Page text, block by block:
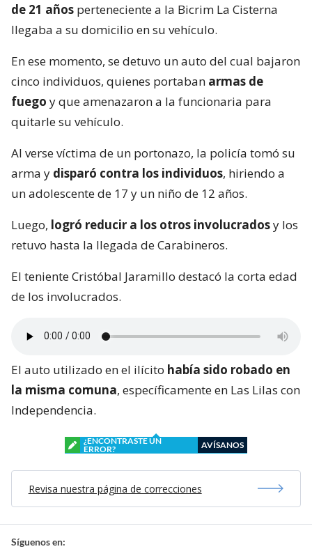
de 21 años perteneciente a la Bicrim La Cisterna
llegaba a su domicilio en su vehículo.
En ese momento, se detuvo un auto del cual bajaron
cinco individuos, quienes portaban armas de
fuego y que amenazaron a la funcionaria para
quitarle su vehículo.
Al verse víctima de un portonazo, la policía tomó su
arma y disparó contra los individuos, hiriendo a
un adolescente de 17 y un niño de 12 años.
Luego, logró reducir a los otros involucradosy los
retuvo hasta la llegada de Carabineros.
El teniente Cristóbal Jaramillo destacó la corta edad
de los involucrados.
El auto utilizado en el ilícito había sido robado en
la misma comuna, específicamente en Las Lilas con
Independencia.
¿ENCONTRASTE UN
ERROR?
AVÍSANOS
Revisa nuestra página de correcciones
Síguenos en: